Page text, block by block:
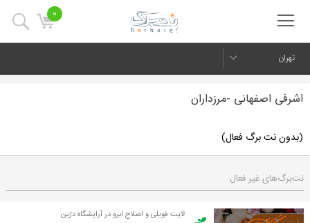
0
تهران
اشرفی اصفهانی -مرزداران
(بدون نت برگ فعال)
نت‌برگ‌های غیر فعال
لایت فویلی و اصلاح ابرو در آرایشگاه درّین